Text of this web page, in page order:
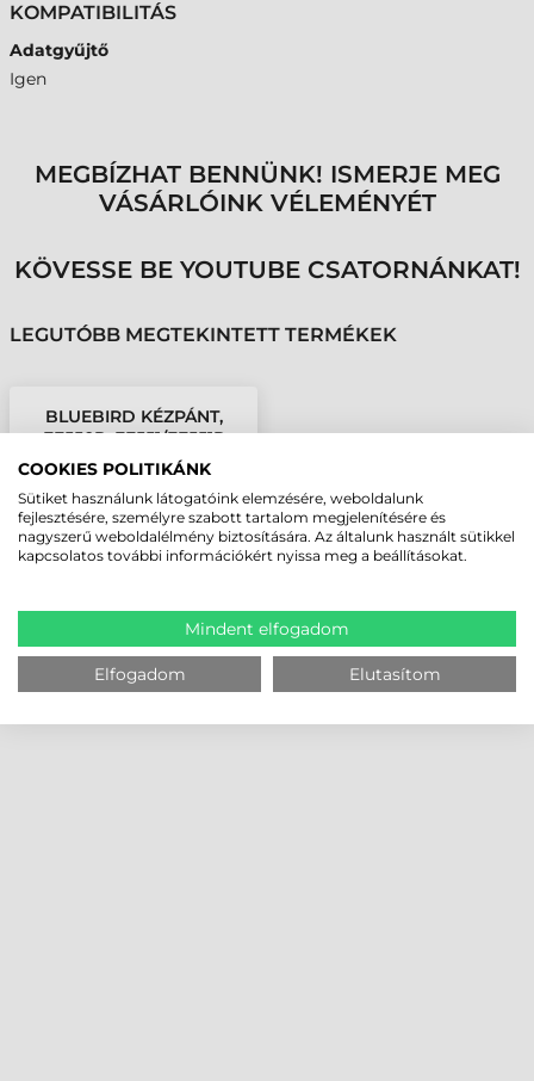
KOMPATIBILITÁS
Adatgyűjtő
Igen
MEGBÍZHAT BENNÜNK! ISMERJE MEG
VÁSÁRLÓINK VÉLEMÉNYÉT
KÖVESSE BE YOUTUBE CSATORNÁNKAT!
LEGUTÓBB MEGTEKINTETT TERMÉKEK
BLUEBIRD KÉZPÁNT,
EF550R, EF551/EF551R
COOKIES POLITIKÁNK
Sütiket használunk látogatóink elemzésére, weboldalunk
fejlesztésére, személyre szabott tartalom megjelenítésére és
nagyszerű weboldalélmény biztosítására. Az általunk használt sütikkel
kapcsolatos további információkért nyissa meg a beállításokat.
Mindent elfogadom
Elfogadom Elutasítom